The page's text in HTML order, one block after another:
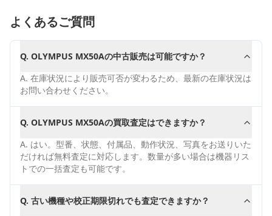
よくあるご質問
Q. OLYMPUS MX50Aの中古販売は可能ですか？
A. 在庫状況により販売可否が変わるため、最新の在庫状況は
お問い合わせください。
Q. OLYMPUS MX50Aの買取査定はできますか？
A. はい。型番、状態、付属品、動作状況、写真をお送りいた
だければ無料査定に対応します。数量が多い場合は機器リス
トでの一括査定も可能です。
Q. 古い機種や校正期限切れでも査定できますか？